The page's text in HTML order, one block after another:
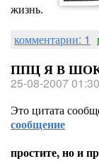
жизнь.
комментарии: 1
ППЦ Я В
25-08-2007 01:30
Это цитата
сообщение
простите, но и